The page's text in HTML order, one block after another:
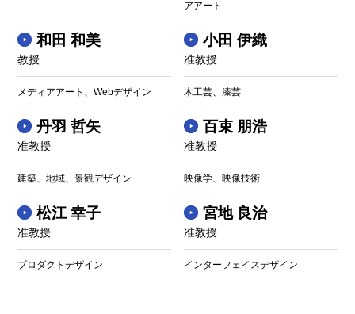
アアート
和田 和美
教授
メディアアート、Webデザイン
小田 伊織
准教授
木工芸、漆芸
丹羽 哲矢
准教授
建築、地域、景観デザイン
百束 朋浩
准教授
映像学、映像技術
松江 幸子
准教授
プロダクトデザイン
宮地 良治
准教授
インターフェイスデザイン